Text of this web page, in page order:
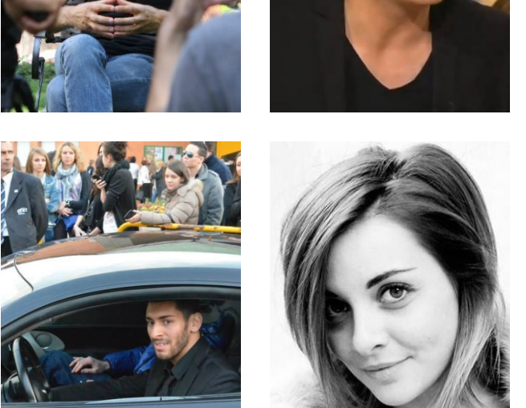
Exclu – Jean-Claude Elfassi :
« Tous les coups sont permis
pour éliminer Dieudonné ! »
ARNAUD ·16 JUIN 2014
Exclu – Stéphane Larue : « On
arrive au bout du produit
Nabilla »
ARNAUD·10 JUIN 2014